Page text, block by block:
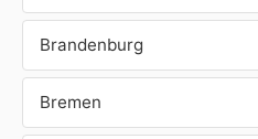
Brandenburg
Bremen